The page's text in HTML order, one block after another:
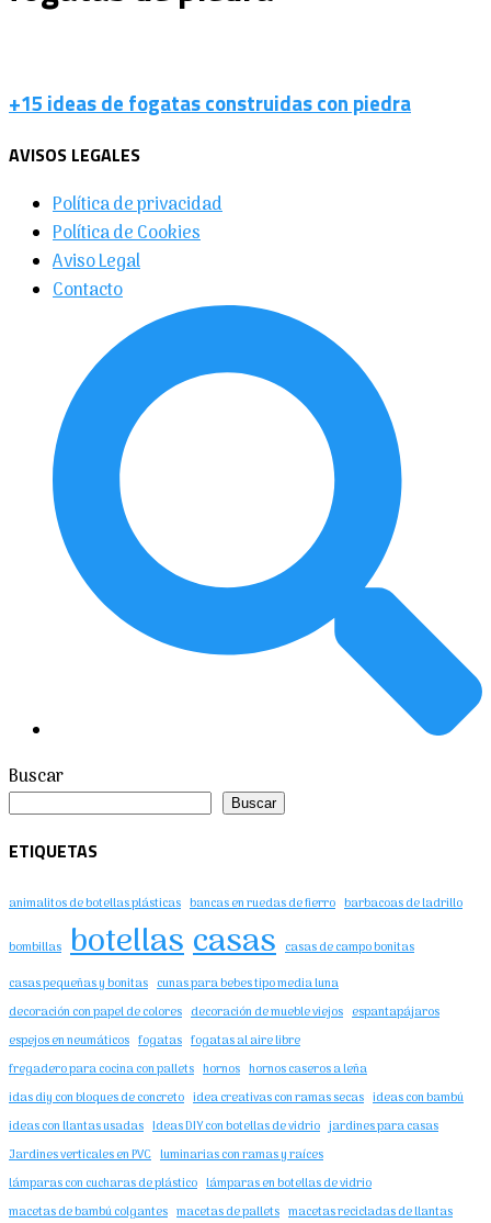
+15 ideas de fogatas construidas con piedra
AVISOS LEGALES
Política de privacidad
Política de Cookies
Aviso Legal
Contacto
Buscar
Buscar
ETIQUETAS
animalitos de botellas plásticas bancas en ruedas de fierro barbacoas de ladrillo
bombillas botellascasas casas de campo bonitas
casas pequeñas y bonitas cunas para bebes tipo media luna
decoración con papel de colores decoración de mueble viejos espantapájaros
espejos en neumáticos fogatas fogatas al aire libre
fregadero para cocina con pallets hornos hornos caseros a leña
idas diy con bloques de concreto idea creativas con ramas secas ideas con bambú
ideas con llantas usadas Ideas DIY con botellas de vidrio jardines para casas
Jardines verticales en PVC luminarias con ramas y raíces
lámparas con cucharas de plástico lámparas en botellas de vidrio
macetas de bambú colgantes macetas de pallets macetas recicladas de llantas